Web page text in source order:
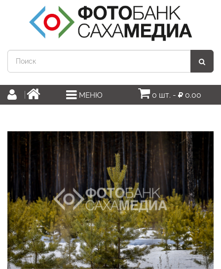
МЕНЮ 0 шт. - 0.00